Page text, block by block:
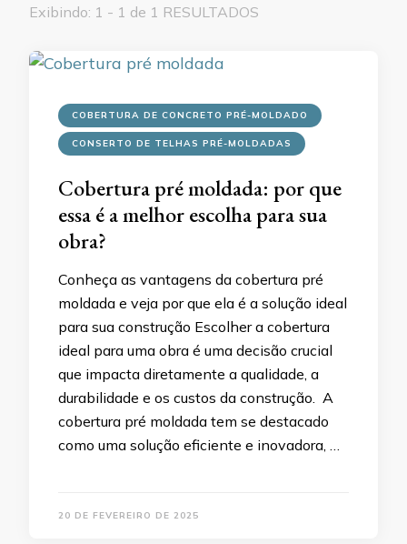
Exibindo: 1 - 1 de 1 RESULTADOS
COBERTURA DE CONCRETO PRÉ-MOLDADO
CONSERTO DE TELHAS PRÉ-MOLDADAS
Cobertura pré moldada: por que
essa é a melhor escolha para sua
obra?
Conheça as vantagens da cobertura pré
moldada e veja por que ela é a solução ideal
para sua construção Escolher a cobertura
ideal para uma obra é uma decisão crucial
que impacta diretamente a qualidade, a
durabilidade e os custos da construção. A
cobertura pré moldada tem se destacado
como uma solução eficiente e inovadora, …
20 DE FEVEREIRO DE 2025